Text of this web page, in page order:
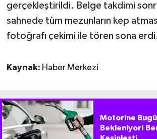
gerçekleştirildi. Belge takdimi
sahnede tüm mezunların kep
fotoğrafı çekimi ile tören sona
Kaynak: Haber Merkezi
Motorine
Bekleniyor!